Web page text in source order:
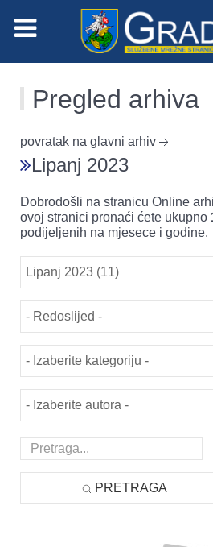
Pregled arhiva
povratak na glavni arhiv
Lipanj 2023
Dobrodošli na stranicu Online
ovoj stranici pronaći ćete ukupno
podijeljenih na mjesece i godine.
PRETRAGA